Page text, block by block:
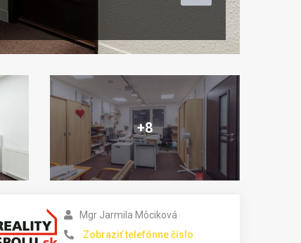
+8
Mgr Jarmila Môciková
Zobraziť telefónne číslo